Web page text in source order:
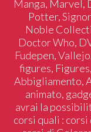
Manga, Marvel,
Potter,
Noble
Doctor Who,
Fudepen,
figures,
Abbigliamento,
animato,
avrai la
corsi quali :